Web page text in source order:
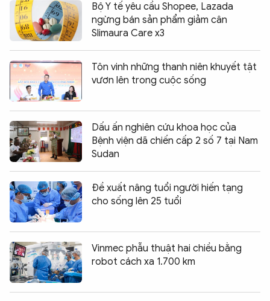
Bộ Y tế yêu cầu Shopee, Lazada
ngừng bán sản phẩm giảm cân
Slimaura Care x3
Tôn vinh những thanh niên khuyết tật
vươn lên trong cuộc sống
Dấu ấn nghiên cứu khoa học của
Bệnh viện dã chiến cấp 2 số 7 tại Nam
Sudan
Đề xuất nâng tuổi người hiến tạng
cho sống lên 25 tuổi
Vinmec phẫu thuật hai chiều bằng
robot cách xa 1.700 km